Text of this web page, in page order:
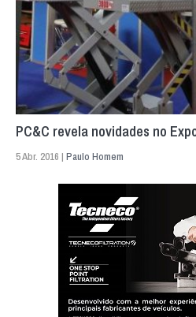
PC&C revela novidades no
5 Abr. 2016 | Paulo Homem